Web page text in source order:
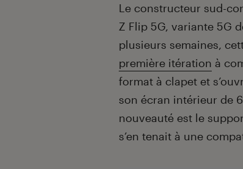
Introduction
Le constructeur sud-
Z Flip 5G, variante 5G
plusieurs semaines,
première itération à
format à clapet et
son écran intérieur de
nouveauté est le
s’en tenait à une